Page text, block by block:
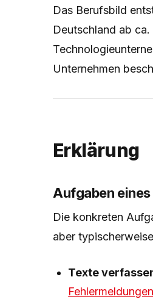
Das Berufsbild
Deutschland ab
Unternehmen
Erklärung
Aufgaben
Die konkreten
aber
Texte